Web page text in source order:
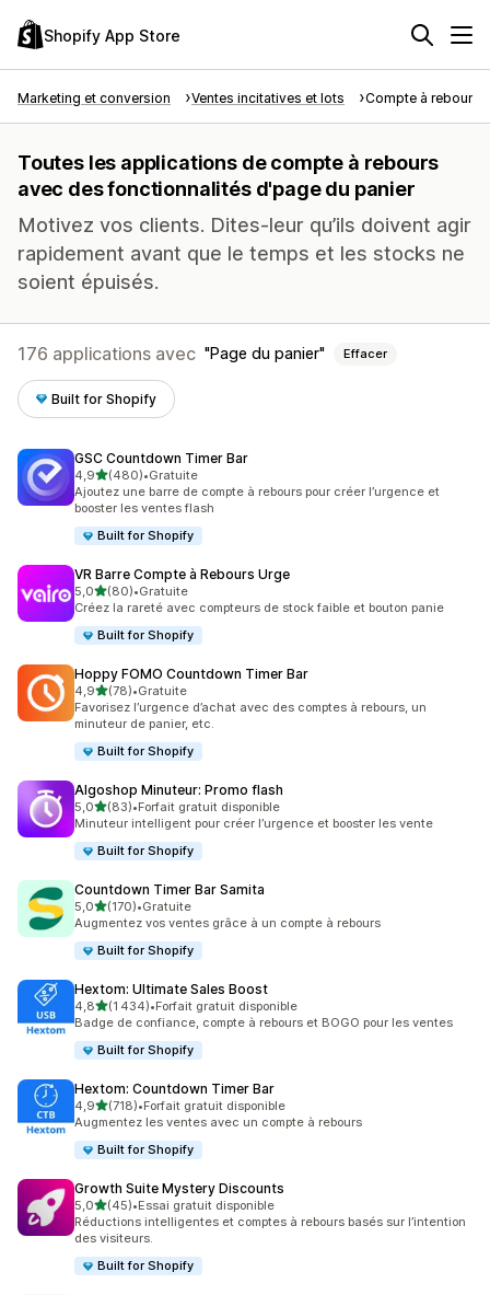
Shopify App Store
Marketing et conversion Ventes incitatives et lots Compte à rebours
Toutes les applications de compte à rebours
avec des fonctionnalités d'page du panier
Motivez vos clients. Dites-leur qu’ils doivent agir
rapidement avant que le temps et les stocks ne
soient épuisés.
176 applications avec Page du panier Effacer
Built for Shopify
GSC Countdown Timer Bar
4,9étoile(s) sur 5
(480)
480 avis au total
•Gratuite
Ajoutez une barre de compte à rebours pour créer l’urgence et
booster les ventes flash
Built for Shopify
VR Barre Compte à Rebours Urge
5,0étoile(s) sur 5
(80)
80 avis au total
•Gratuite
Créez la rareté avec compteurs de stock faible et bouton panie
Built for Shopify
Hoppy FOMO Countdown Timer Bar
4,9étoile(s) sur 5
(78)
78 avis au total
•Gratuite
Favorisez l’urgence d’achat avec des comptes à rebours, un
minuteur de panier, etc.
Built for Shopify
Algoshop Minuteur: Promo flash
5,0étoile(s) sur 5
(83)
83 avis au total
•Forfait gratuit disponible
Minuteur intelligent pour créer l’urgence et booster les vente
Built for Shopify
Countdown Timer Bar Samita
5,0étoile(s) sur 5
(170)
170 avis au total
•Gratuite
Augmentez vos ventes grâce à un compte à rebours
Built for Shopify
Hextom: Ultimate Sales Boost
4,8étoile(s) sur 5
(1 434)
1434 avis au total
•Forfait gratuit disponible
Badge de confiance, compte à rebours et BOGO pour les ventes
Built for Shopify
Hextom: Countdown Timer Bar
4,9étoile(s) sur 5
(718)
718 avis au total
•Forfait gratuit disponible
Augmentez les ventes avec un compte à rebours
Built for Shopify
Growth Suite Mystery Discounts
5,0étoile(s) sur 5
(45)
45 avis au total
•Essai gratuit disponible
Réductions intelligentes et comptes à rebours basés sur l’intention
des visiteurs.
Built for Shopify